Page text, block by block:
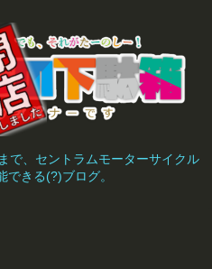
で、セントラムモーターサイクル
できる(?)ブログ。